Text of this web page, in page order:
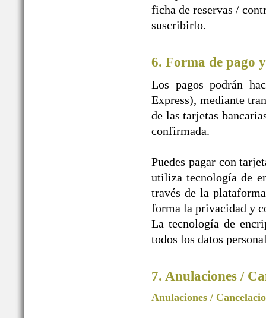
ficha de reservas /
suscribirlo.
6. Forma de pago
Los pagos podrán
Express), mediante
de las tarjetas
confirmada.
Puedes pagar con
utiliza tecnología de
través de la
forma la privacidad y
La tecnología de
todos los datos
7. Anulaciones /
Anulaciones /